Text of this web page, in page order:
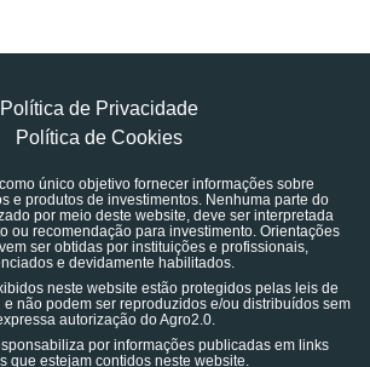
Política de Privacidade
Política de Cookies
único objetivo fornecer informações sobre
e produtos de investimentos. Nenhuma parte do
por meio deste website, deve ser interpretada
ou recomendação para investimento. Orientações
ser obtidas por instituições e profissionais,
e devidamente habilitados.
neste website estão protegidos pelas leis de
não podem ser reproduzidos e/ou distribuídos sem
autorização do Agro2.0.
por informações publicadas em links
que estejam contidos neste website.